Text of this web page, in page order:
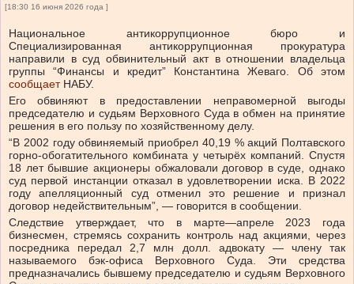
[18:30 16 июня 2026 года ]
Национальное антикоррупционное бюро и
Специализированная антикоррупционная прокуратура
направили в суд обвинительный акт в отношении владельца
группы “Финансы и кредит” Константина Жеваго.
Об этом
сообщает НАБУ.
Его обвиняют в предоставлении неправомерной выгоды
председателю и судьям Верховного Суда в обмен на принятие
решения в его пользу по хозяйственному делу.
“В 2002 году обвиняемый приобрел 40,19 % акций Полтавского
горно-обогатительного комбината у четырёх компаний. Спустя
18 лет бывшие акционеры обжаловали договор в суде, однако
суд первой инстанции отказал в удовлетворении иска. В 2022
году апелляционный суд отменил это решение и признал
договор недействительным”, — говорится в сообщении.
Следствие утверждает, что в марте—апреле 2023 года
бизнесмен, стремясь сохранить контроль над акциями, через
посредника передал 2,7 млн долл. адвокату — члену так
называемого бэк-офиса Верховного Суда. Эти средства
предназначались бывшему председателю и судьям Верховного